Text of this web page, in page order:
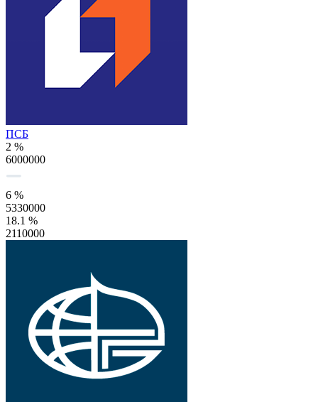
ПСБ
2 %
6000000
6 %
5330000
18.1 %
2110000